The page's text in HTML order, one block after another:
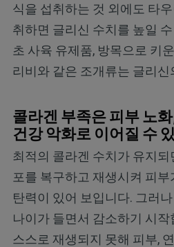
식을 섭취하는 것 외에도 타
취하면 글리신 수치를 높일
초 사육 유제품, 방목으로 키
리비와 같은 조개류는 글리
콜라겐 부족은 피부 노
건강 악화로 이어질 수
최적의 콜라겐 수치가 유지
포를 복구하고 재생시켜 피
탄력이 있어 보입니다. 그러
나이가 들면서 감소하기 시
스스로 재생되지 못해 피부,